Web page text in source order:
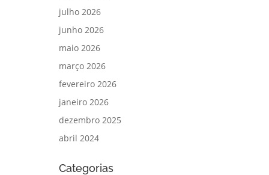
julho 2026
junho 2026
maio 2026
março 2026
fevereiro 2026
janeiro 2026
dezembro 2025
abril 2024
Categorias